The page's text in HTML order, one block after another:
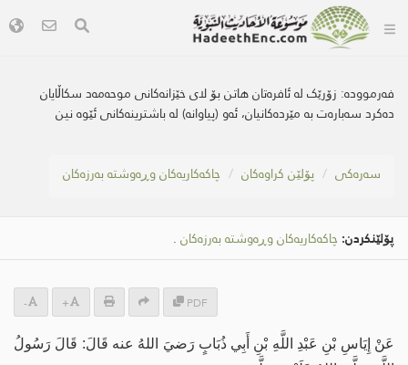
فەرموودە: زۆرێک لە ئافرەتان هاتن بۆ لای خێزانەکانی موحەمەد سکاڵایان
دەكرد سەبارەت بە مێردەکانیان، ئەو (پیاوانە) لە باشترینەکانی ئێوە نین
سه‌ره‌كی پۆلێن کراوەکان چاكەكاریەكان وڕەوشتە بەرزەکان
پۆلێنکردن: چاكەكاریەكان وڕەوشتە بەرزەکان .
PDF
+
-
عَنْ إِيَاسِ بْنِ عَبْدِ اللَّهِ بْنِ أَبِي ذُبَابٍ رَضيَ اللهُ عنه قَالَ: قَالَ رَسُولُ